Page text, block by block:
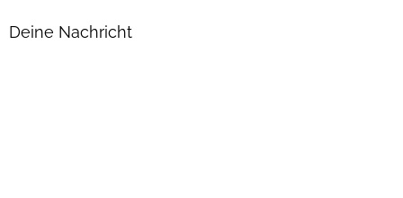
Deine Nachricht